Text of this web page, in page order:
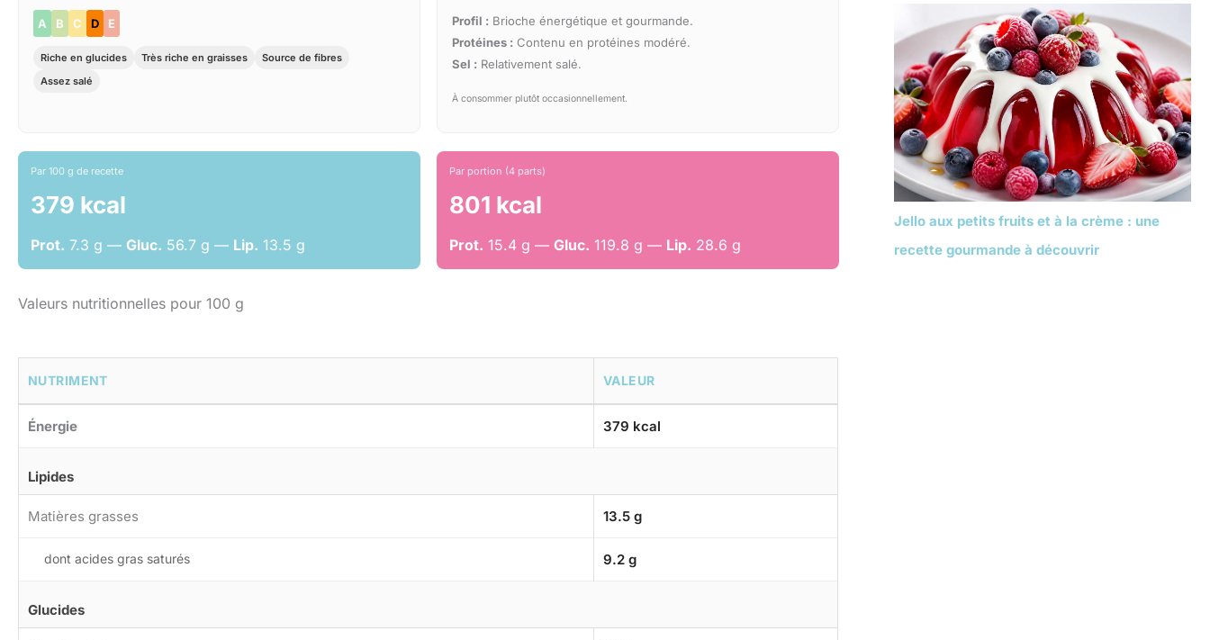
A B C D E
Riche en glucides Très riche en graisses
Source de fibres
Assez salé
Profil : Brioche énergétique et gourmande.
Protéines : Contenu en protéines modéré.
Sel : Relativement salé.
À consommer plutôt occasionnellement.
Par 100 g de recette
379 kcal
Prot. 7.3 g — Gluc. 56.7 g — Lip. 13.5 g
Par portion (4 parts)
801 kcal
Prot. 15.4 g —Gluc. 119.8 g — Lip. 28.6 g
Valeurs nutritionnelles pour 100 g
NUTRIMENT VALEUR
Énergie 379 kcal
Lipides
Matières grasses 13.5 g
dont acides gras saturés 9.2 g
Glucides
Jello aux petits fruits et à la crème : une
recette gourmande à découvrir